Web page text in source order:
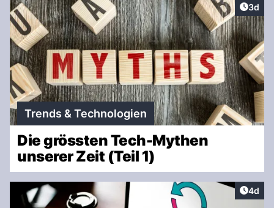
3d
Trends & Technologien
Die grössten Tech-Mythen
unserer Zeit (Teil 1)
4d